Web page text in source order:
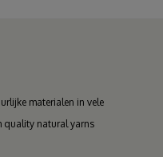
materialen in vele
quality natural yarns